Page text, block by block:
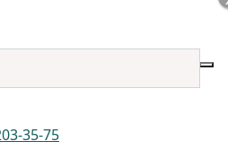
35-75